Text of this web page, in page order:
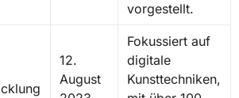
vorgestellt.
12.
August
Fokussiert auf
digitale
Kunsttechniken,